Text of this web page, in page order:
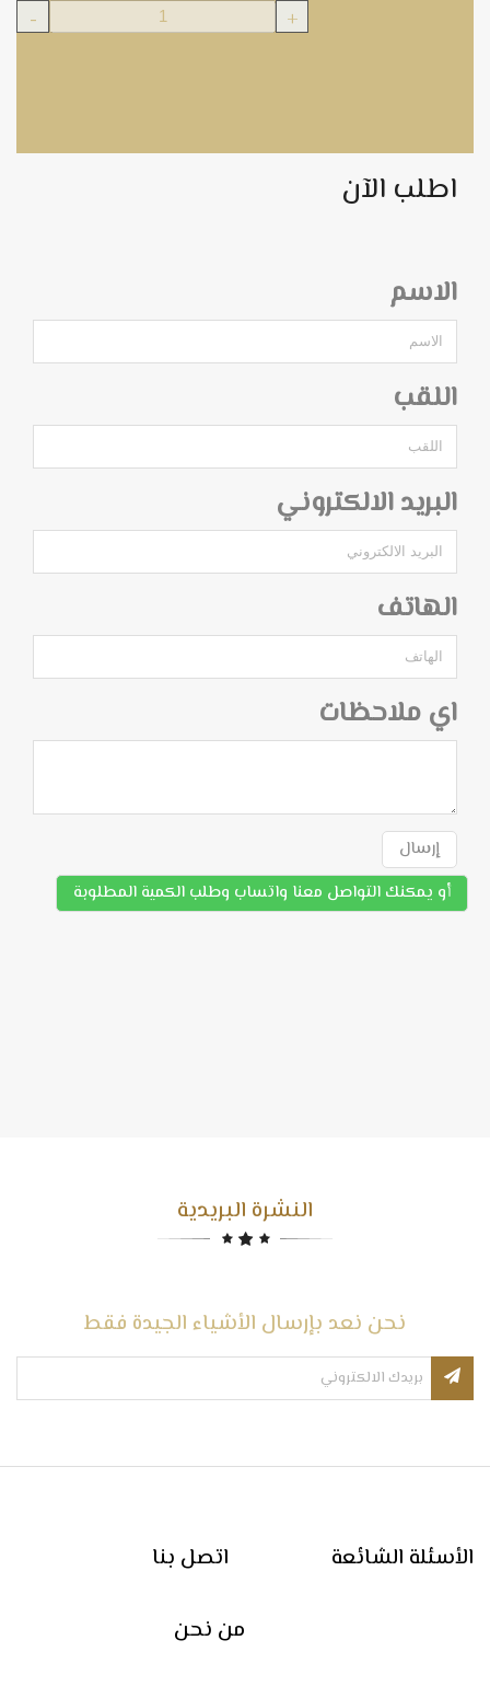
- +
اطلب الآن
الاسم
اللقب
البريد الالكتروني
الهاتف
اي ملاحظات
إرسال
أو يمكنك التواصل معنا واتساب وطلب الكمية المطلوبة
النشرة البريدية
نحن نعد بإرسال الأشياء الجيدة فقط
اتصل بنا الأسئلة الشائعة
من نحن